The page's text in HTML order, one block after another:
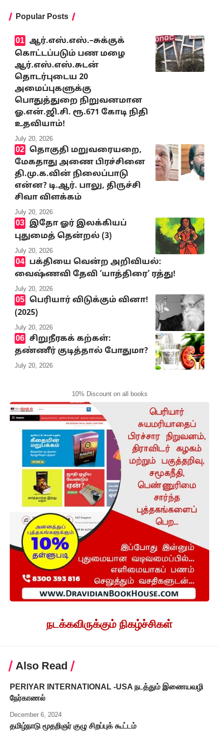
Popular Posts
ஆர்.எஸ்.எஸ்.–சுக்குக்
கொட்டப்படும் பண மழை
ஆர்.எஸ்.எஸ்.சுடன்
தொடர்புடைய 20
அமைப்புகளுக்கு
பொதுத்துறை நிறுவனமான
ஓ.என்.ஜி.சி. ரூ.671 கோடி நிதி
உதவியாம்!
July 20, 2026
தொகுதி மறுவரையறை,
மேகதாது அணை பிரச்சினை
தி.மு.க.வின் நிலைப்பாடு
என்ன? டி.ஆர். பாலு, திருச்சி
சிவா விளக்கம்
July 20, 2026
இதோ ஓர் இலக்கியப்
புதுமைத் தென்றல் (3)
July 20, 2026
பக்தியை வென்ற அறிவியல்:
வைஷ்ணவி தேவி ‘யாத்திரை’ ரத்து!
July 20, 2026
பெரியார் விடுக்கும் வினா!
(2025)
July 20, 2026
சிறுநீரகக் கற்கள்:
தண்ணீர் குடித்தால் போதுமா?
July 20, 2026
10% Discount on all books
நடக்கவிருக்கும் நிகழ்ச்சிகள்
Also Read
PERIYAR INTERNATIONAL -USA நடத்தும் இணையவழி
நேர்காணல்
December 6, 2024
தமிழ்நாடு மூதறிஞர் குழு சிறப்புக் கூட்டம்